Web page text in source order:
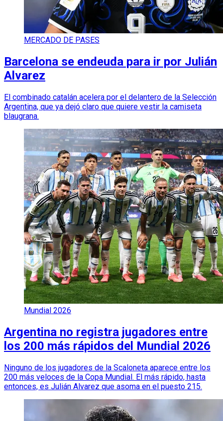
MERCADO DE PASES
Barcelona se endeuda para ir por Julián
Alvarez
El combinado catalán acelera por el delantero de la Selección
Argentina, que ya dejó claro que quiere vestir la camiseta
blaugrana.
Mundial 2026
Argentina no registra jugadores entre
los 200 más rápidos del Mundial 2026
Ninguno de los jugadores de la Scaloneta aparece entre los
200 más veloces de la Copa Mundial. El más rápido, hasta
entonces, es Julián Alvarez que asoma en el puesto 215.